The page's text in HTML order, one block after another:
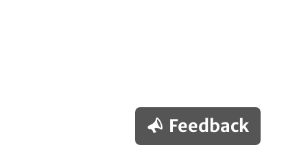
Feedback